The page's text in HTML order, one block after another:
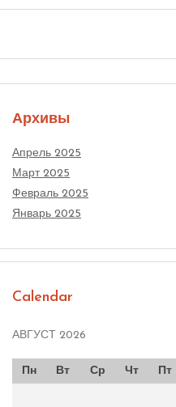
Архивы
Апрель 2025
Март 2025
Февраль 2025
Январь 2025
Calendar
АВГУСТ 2026
Пн Вт Ср Чт Пт